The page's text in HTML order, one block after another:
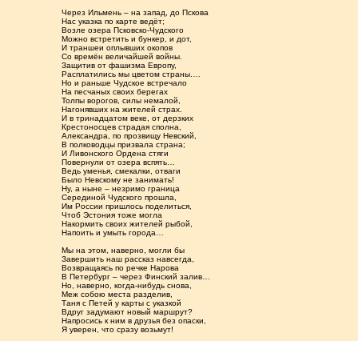
Через Ильмень – на запад, до Пскова
Нас указка по карте ведёт;
Возле озера Псковско-Чудского
Можно встретить и бункер, и дот,
И траншеи оплывших окопов
Со времён величайшей войны.
Защитив от фашизма Европу,
Расплатились мы цветом страны.…
Но и раньше Чудское встречало
На песчаных своих берегах
Толпы ворогов, силы немалой,
Нагонявших на жителей страх.
И в тринадцатом веке, от дерзких
Крестоносцев страдая сполна,
Александра, по прозвищу Невский,
В полководцы призвала страна;
И Ливонского Ордена стяги
Повернули от озера вспять…
Ведь уменья, смекалки, отваги
Было Невскому не занимать!
Ну, а ныне – незримо граница
Серединой Чудского прошла,
Им России пришлось поделиться,
Чтоб Эстония тоже могла
Накормить своих жителей рыбой,
Напоить и умыть города…
Мы на этом, наверно, могли бы
Завершить наш рассказ навсегда,
Возвращаясь по речке Нарова
В Петербург – через Финский залив…
Но, наверно, когда-нибудь снова,
Меж собою места разделив,
Таня с Петей у карты с указкой
Вдруг задумают новый маршрут?
Напросись к ним в друзья без опаски,
Я уверен, что сразу возьмут!